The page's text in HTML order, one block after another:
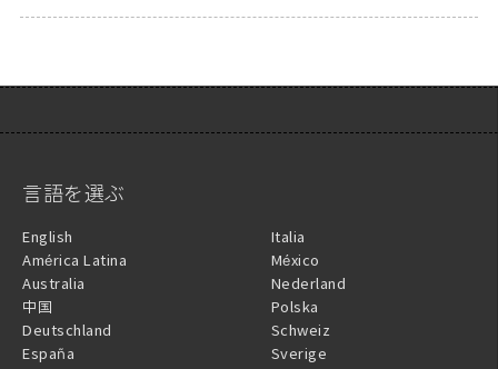
言語を選ぶ
English
América Latina
Australia
中国
Deutschland
España
Italia
México
Nederland
Polska
Schweiz
Sverige